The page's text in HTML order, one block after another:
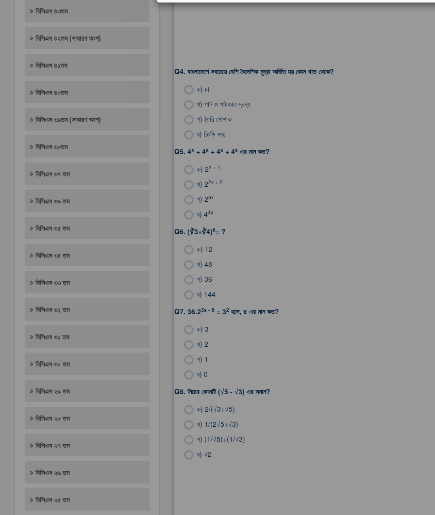
বিসিএস ৪৩তম
বিসিএস ৪২তম (সাধারণ অংশ)
বিসিএস ৪১তম
বিসিএস ৪০তম
বিসিএস ৩৯তম (সাধারণ অংশ)
বিসিএস ৩৮তম
বিসিএস ৩৭ তম
বিসিএস ৩৬ তম
বিসিএস ৩৫ তম
বিসিএস ৩৪ তম
বিসিএস ৩৩ তম
বিসিএস ৩২ তম
বিসিএস ৩১ তম
বিসিএস ৩০ তম
বিসিএস ২৯ তম
বিসিএস ২৮ তম
বিসিএস ২৭ তম
বিসিএস ২৬ তম
বিসিএস ২৫ তম
Q4. বাংলাদেশে সবচেয়ে বেশি বৈদেশিক মুদ্রা অর্জিত হয় কোন খাত থেকে?
ক) চা
খ) পাট ও পাটজাত দ্রব্য
গ) তৈরি পোশাক
ঘ) চিংড়ি মাছ
Q5. 4x+ 4x+ 4x+ 4xএর মান কত?
ক) 2a + 1
খ) 22x + 2
গ) 2ax
ঘ) 44x
Q6. (∛3×∛4)6= ?
ক) 12
খ) 48
গ) 36
ঘ) 144
Q7. 36.23x - 8= 32হলে, x এর মান কত?
ক) 3
খ) 2
গ) 1
ঘ) 0
Q8. নিচের কোনটি (√5 - √3) এর সমান?
ক) 2/(√3+√5)
খ) 1/(2√5+√3)
গ) (1/√5)+(1/√3)
ঘ) √2